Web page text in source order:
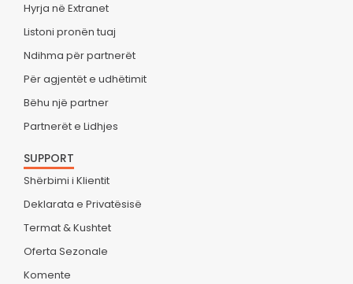
Hyrja në Extranet
Listoni pronën tuaj
Ndihma për partnerët
Për agjentët e udhëtimit
Bëhu një partner
Partnerët e Lidhjes
SUPPORT
Shërbimi i Klientit
Deklarata e Privatësisë
Termat & Kushtet
Oferta Sezonale
Komente